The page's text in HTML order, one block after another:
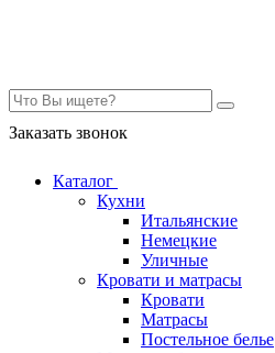
Заказать звонок
Каталог
Кухни
Итальянские
Немецкие
Уличные
Кровати и матрасы
Кровати
Матрасы
Постельное белье